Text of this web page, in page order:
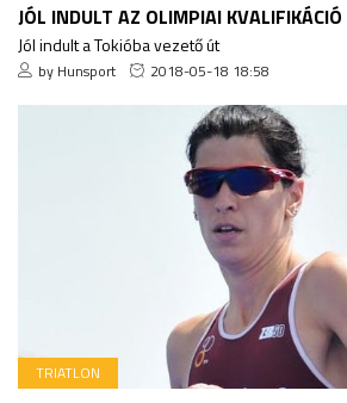
JÓL INDULT AZ OLIMPIAI KVALIFIKÁCIÓ
Jól indult a Tokióba vezető út
by Hunsport 2018-05-18 18:58
TRIATLON